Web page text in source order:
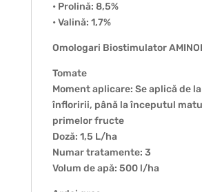
• Prolină: 8,5%
• Valină: 1,7%
Omologari Biostimulator
Tomate
Moment aplicare: Se aplică de
înfloririi, până la începutul
primelor fructe
Doză: 1,5 L/ha
Numar tratamente: 3
Volum de apă: 500 l/ha